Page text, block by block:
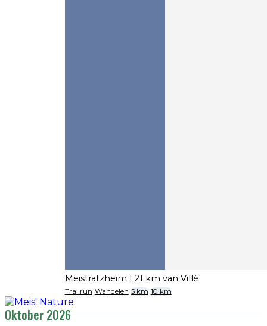
Meistratzheim | 21 km van Villé
Trailrun Wandelen 5 km 10 km
Oktober 2026